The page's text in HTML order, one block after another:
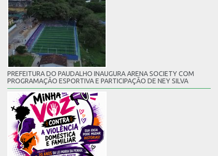
PREFEITURA DO PAUDALHO INAUGURA ARENA SOCIETY COM
PROGRAMAÇÃO ESPORTIVA E PARTICIPAÇÃO DE NEY SILVA